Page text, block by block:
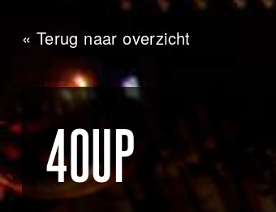
« Terug naar overzicht
40UP